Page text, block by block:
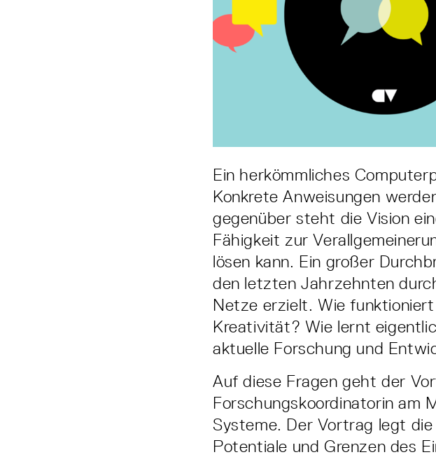
Ein herkömmliches
Konkrete Anweisungen
gegenüber steht die Vision
Fähigkeit zur
lösen kann. Ein großer
den letzten Jahrzehnten
Netze erzielt. Wie
Kreativität? Wie lernt
aktuelle Forschung und
Auf diese Fragen geht der
Forschungskoordinatorin am
Systeme. Der Vortrag legt
Potentiale und Grenzen des